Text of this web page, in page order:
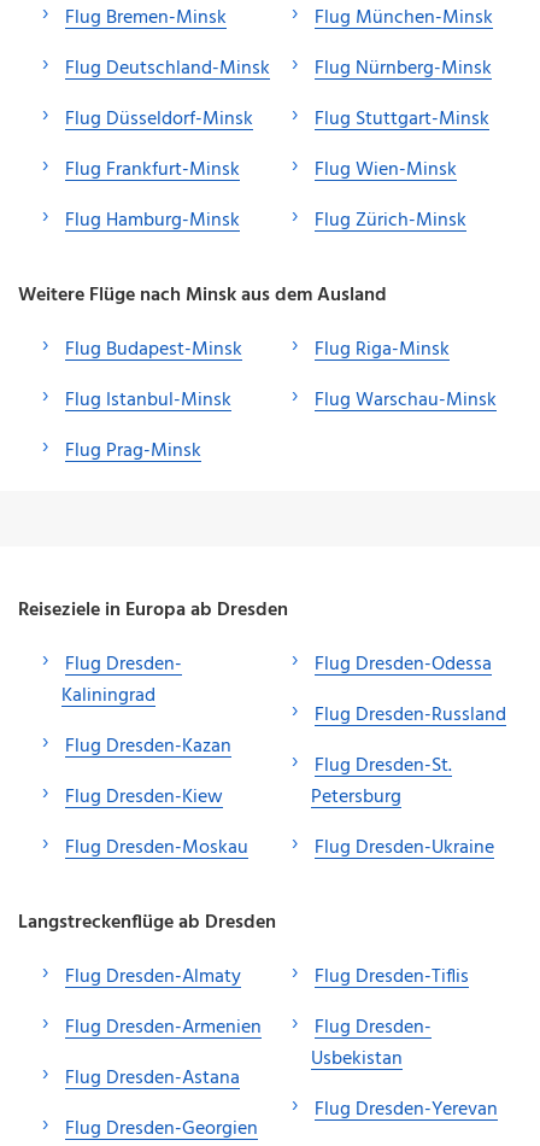
Flug Bremen-Minsk
Flug Deutschland-Minsk
Flug Düsseldorf-Minsk
Flug Frankfurt-Minsk
Flug Hamburg-Minsk
Flug München-Minsk
Flug Nürnberg-Minsk
Flug Stuttgart-Minsk
Flug Wien-Minsk
Flug Zürich-Minsk
Weitere Flüge nach Minsk aus dem Ausland
Flug Budapest-Minsk
Flug Istanbul-Minsk
Flug Prag-Minsk
Flug Riga-Minsk
Flug Warschau-Minsk
Reiseziele in Europa ab Dresden
Flug Dresden-
Kaliningrad
Flug Dresden-Kazan
Flug Dresden-Kiew
Flug Dresden-Moskau
Flug Dresden-Odessa
Flug Dresden-Russland
Flug Dresden-St.
Petersburg
Flug Dresden-Ukraine
Langstreckenflüge ab Dresden
Flug Dresden-Almaty
Flug Dresden-Armenien
Flug Dresden-Astana
Flug Dresden-Georgien
Flug Dresden-Tiflis
Flug Dresden-
Usbekistan
Flug Dresden-Yerevan